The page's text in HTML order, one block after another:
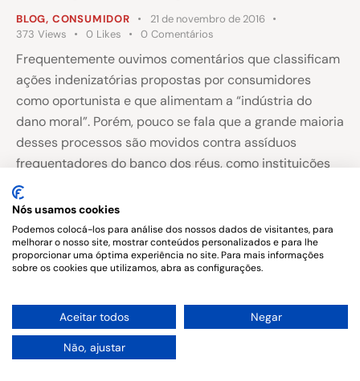
BLOG, CONSUMIDOR
21 de novembro de 2016
373 Views 0 Likes 0 Comentários
Frequentemente ouvimos comentários que classificam
ações indenizatórias propostas por consumidores
como oportunista e que alimentam a “indústria do
dano moral”. Porém, pouco se fala que a grande maioria
desses processos são movidos contra assíduos
frequentadores do banco dos réus, como instituições
financeiras, operadoras de telefonia, empresas de
plano de saúde, lojas e outras. E…
Copyright © 2026. All rights reserved.
Nós usamos cookies
Podemos colocá-los para análise dos nossos dados de visitantes, para
melhorar o nosso site, mostrar conteúdos personalizados e para lhe
proporcionar uma óptima experiência no site. Para mais informações
sobre os cookies que utilizamos, abra as configurações.
Aceitar todos Negar
Não, ajustar